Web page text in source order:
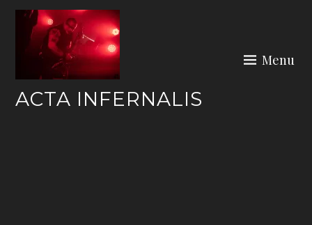
Skip
ACTA INFERNALIS
Menu